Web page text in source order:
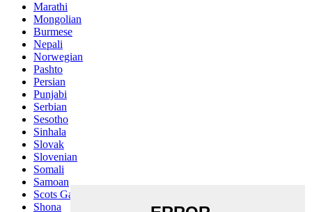
Marathi
Mongolian
Burmese
Nepali
Norwegian
Pashto
Persian
Punjabi
Serbian
Sesotho
Sinhala
Slovak
Slovenian
Somali
Samoan
Scots Gaelic
Shona